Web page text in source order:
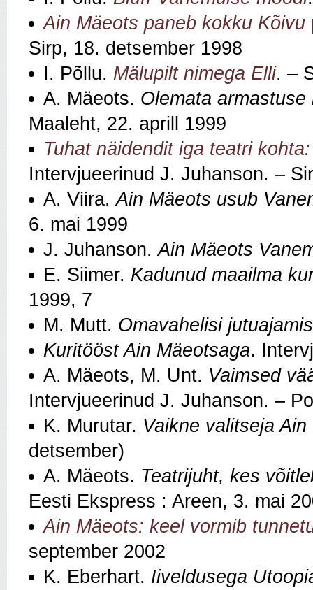
Ain Mäeots paneb kokku Kõivu
Sirp, 18. detsember 1998
I. Põllu. Mälupilt nimega Elli. –
A. Mäeots. Olemata armastuse
Maaleht, 22. aprill 1999
Tuhat näidendit iga teatri
Intervjueerinud J. Juhanson. –
A. Viira.Ain Mäeots usub
6. mai 1999
J. Juhanson.Ain Mäeots
E. Siimer. Kadunud maailma
1999, 7
M. Mutt. Omavahelisi
Kuritööst Ain Mäeotsaga.
A. Mäeots, M. Unt. Vaimsed
Intervjueerinud J. Juhanson. –
K. Murutar. Vaikne valitseja Ain
detsember)
A. Mäeots. Teatrijuht, kes
Eesti Ekspress : Areen, 3. mai
Ain Mäeots: keel vormib
september 2002
K. Eberhart. Iiveldusega